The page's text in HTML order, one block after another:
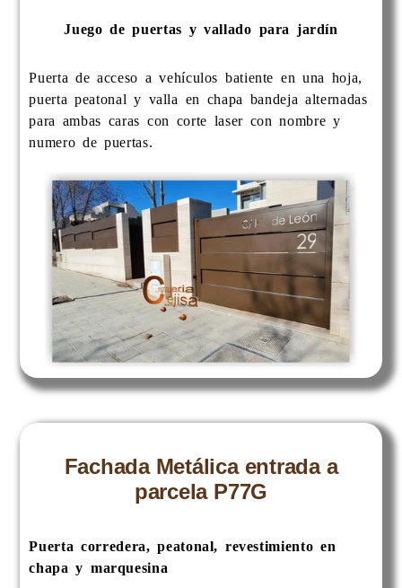
Juego de puertas y vallado para jardín
Puerta de acceso a vehículos batiente en una hoja,
puerta peatonal y valla en chapa bandeja alternadas
para ambas caras con corte laser con nombre y
numero de puertas.
Fachada Metálica entrada a
parcela P77G
Puerta corredera, peatonal, revestimiento en
chapa y marquesina